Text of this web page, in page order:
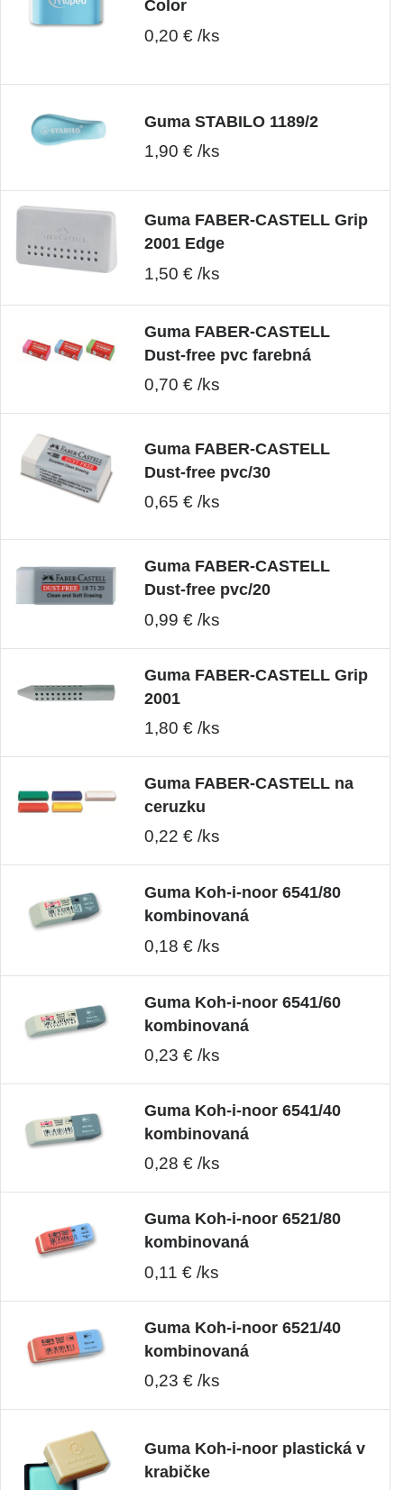
Color
0,20 € /ks
Guma STABILO 1189/2
1,90 € /ks
Guma FABER-CASTELL Grip
2001 Edge
1,50 € /ks
Guma FABER-CASTELL
Dust-free pvc farebná
0,70 € /ks
Guma FABER-CASTELL
Dust-free pvc/30
0,65 € /ks
Guma FABER-CASTELL
Dust-free pvc/20
0,99 € /ks
Guma FABER-CASTELL Grip
2001
1,80 € /ks
Guma FABER-CASTELL na
ceruzku
0,22 € /ks
Guma Koh-i-noor 6541/80
kombinovaná
0,18 € /ks
Guma Koh-i-noor 6541/60
kombinovaná
0,23 € /ks
Guma Koh-i-noor 6541/40
kombinovaná
0,28 € /ks
Guma Koh-i-noor 6521/80
kombinovaná
0,11 € /ks
Guma Koh-i-noor 6521/40
kombinovaná
0,23 € /ks
Guma Koh-i-noor plastická v
krabičke